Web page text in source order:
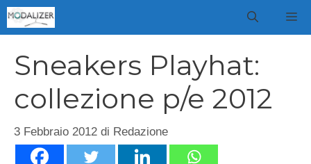
Vai
al
Sneakers Playhat:
collezione p/e 2012
3 Febbraio 2012 di Redazione